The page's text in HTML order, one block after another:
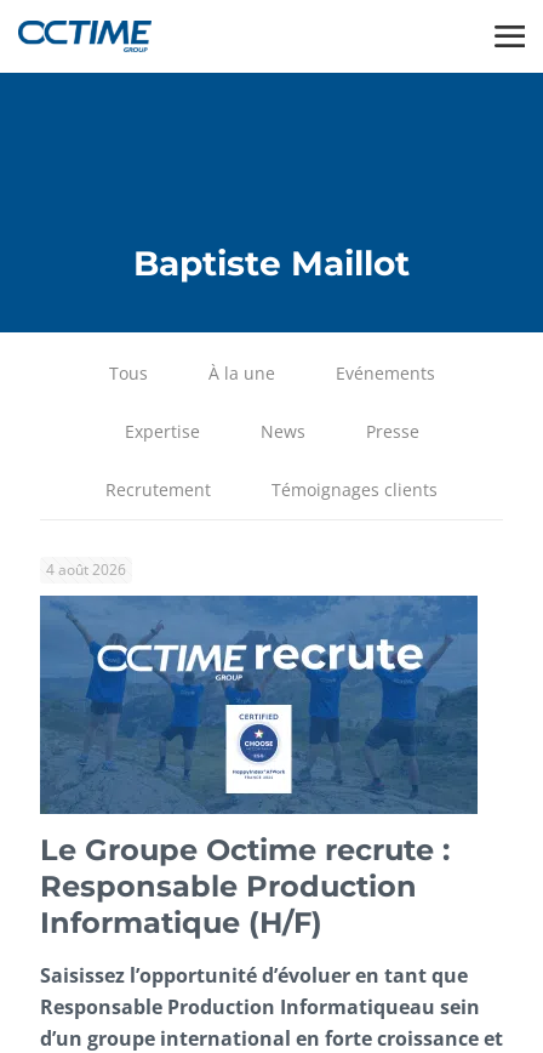
Baptiste Maillot
Tous À la une Evénements
Expertise News Presse
Recrutement Témoignages clients
4 août 2026
Le Groupe Octime recrute :
Responsable Production
Informatique (H/F)
Saisissez l’opportunité d’évoluer en tant que
Responsable Production Informatiqueau sein
d’un groupe international en forte croissance et